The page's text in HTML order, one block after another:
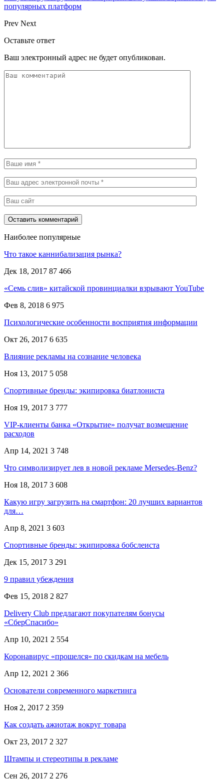
популярных платформ
Prev Next
Оставьте ответ
Ваш электронный адрес не будет опубликован.
Наиболее популярные
Что такое каннибализация рынка?
Дек 18, 2017 87 466
«Семь слив» китайской провинциалки взрывают YouTube
Фев 8, 2018 6 975
Психологические особенности восприятия информации
Окт 26, 2017 6 635
Влияние рекламы на сознание человека
Ноя 13, 2017 5 058
Спортивные бренды: экипировка биатлониста
Ноя 19, 2017 3 777
VIP-клиенты банка «Открытие» получат возмещение
расходов
Апр 14, 2021 3 748
Что символизирует лев в новой рекламе Mersedes-Benz?
Ноя 18, 2017 3 608
Какую игру загрузить на смартфон: 20 лучших вариантов
для…
Апр 8, 2021 3 603
Спортивные бренды: экипировка бобслеиста
Дек 15, 2017 3 291
9 правил убеждения
Фев 15, 2018 2 827
Delivery Club предлагают покупателям бонусы
«СберСпасибо»
Апр 10, 2021 2 554
Коронавирус «прошелся» по скидкам на мебель
Апр 12, 2021 2 366
Основатели современного маркетинга
Ноя 2, 2017 2 359
Как создать ажиотаж вокруг товара
Окт 23, 2017 2 327
Штампы и стереотипы в рекламе
Сен 26, 2017 2 276